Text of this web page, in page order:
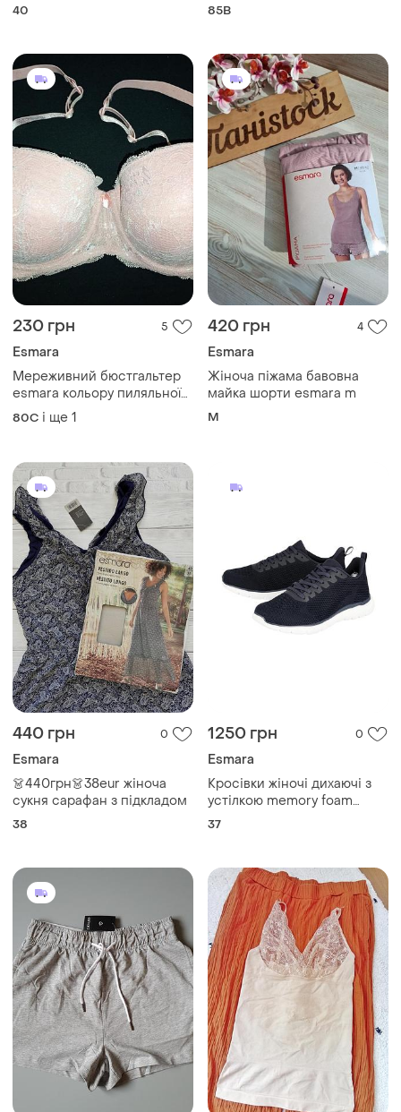
40 85B
230 грн 5
Esmara
Мереживний бюстгальтер
esmara кольору пиляльної
троянди, знімні бретелі
80C і ще 1
420 грн 4
Esmara
Жіноча піжама бавовна
майка шорти esmara m
M
440 грн 0
Esmara
👗440грн👗38eur жіноча
сукня сарафан з підкладом
38
1250 грн 0
Esmara
Кросівки жіночі дихаючі з
устілкою memory foam
esmara 37, 24 см синій
37